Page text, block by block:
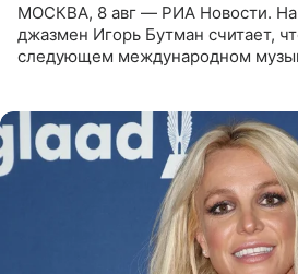
МОСКВА, 8 авг — РИА Новости.
джазмен Игорь Бутман считает,
следующем международном